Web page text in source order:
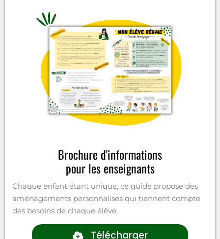
Brochure d'informations
pour les enseignants
Chaque enfant étant unique, ce guide propose des
aménagements personnalisés qui tiennent compte
des besoins de chaque élève.
Télécharger